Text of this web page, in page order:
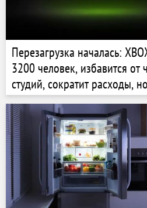
Перезагрузка началась:
3200 человек, избавится от
студий, сократит расходы,
одна игра не отменена